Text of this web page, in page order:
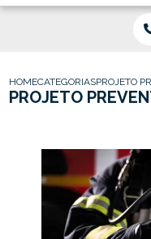
HOMECATEGORIASPROJETO
PROJETO